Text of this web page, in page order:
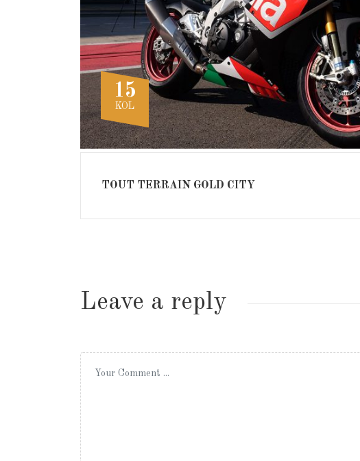
15
KOL
TOUT TERRAIN GOLD CITY
Leave a reply